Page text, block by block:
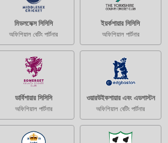
মিডলসেক্স সিসিসি
অফিশিয়াল বেটিং পার্টনার
ইয়র্কশায়ার সিসিসি
অফিশিয়াল পার্টনার
ডার্বিশায়ার সিসিসি
অফিশিয়াল পার্টনার
ওয়ারউইকশায়ার এবং এডগাস্টন
অফিশিয়াল বেটিং পার্টনার